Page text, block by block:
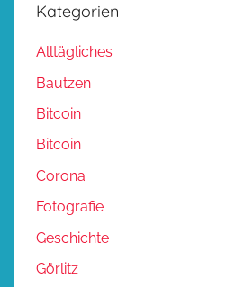
Kategorien
Alltägliches
Bautzen
Bitcoin
Bitcoin
Corona
Fotografie
Geschichte
Görlitz